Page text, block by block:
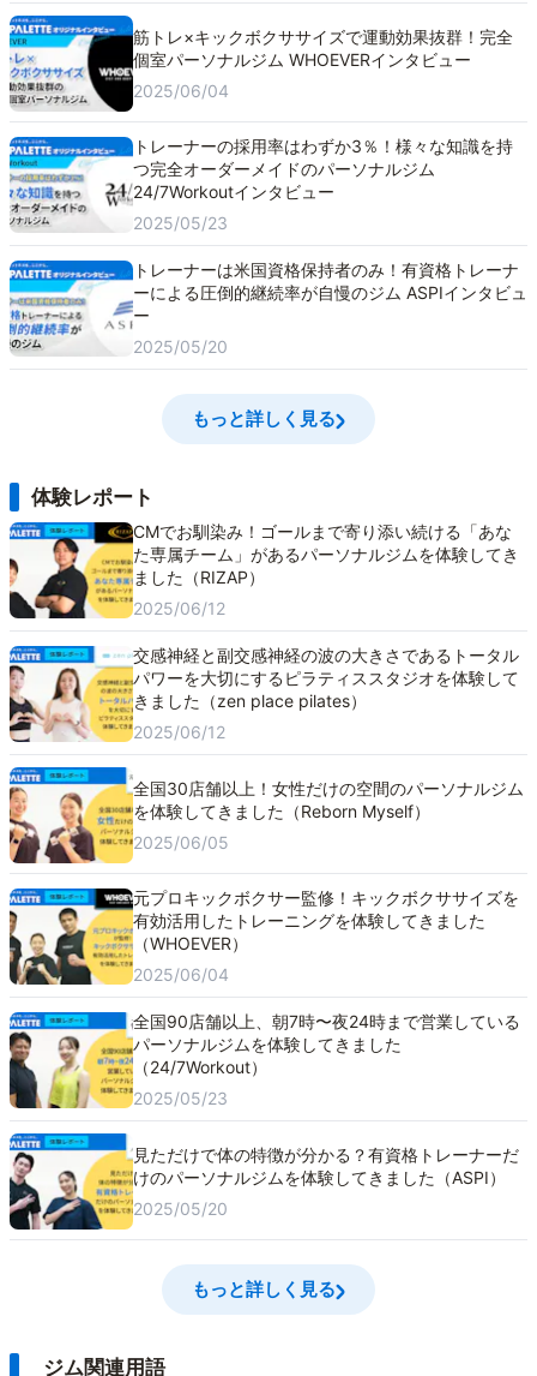
筋トレ×キックボクササイズで運動効果抜群！完全
個室パーソナルジム WHOEVERインタビュー
2025/06/04
トレーナーの採用率はわずか3％！様々な知識を持
つ完全オーダーメイドのパーソナルジム
24/7Workoutインタビュー
2025/05/23
トレーナーは米国資格保持者のみ！有資格トレーナ
ーによる圧倒的継続率が自慢のジム ASPIインタビュ
ー
2025/05/20
もっと詳しく見る
体験レポート
CMでお馴染み！ゴールまで寄り添い続ける「あな
た専属チーム」があるパーソナルジムを体験してき
ました（RIZAP）
2025/06/12
交感神経と副交感神経の波の大きさであるトータル
パワーを大切にするピラティススタジオを体験して
きました（zen place pilates）
2025/06/12
全国30店舗以上！女性だけの空間のパーソナルジム
を体験してきました（Reborn Myself）
2025/06/05
元プロキックボクサー監修！キックボクササイズを
有効活用したトレーニングを体験してきました
（WHOEVER）
2025/06/04
全国90店舗以上、朝7時〜夜24時まで営業している
パーソナルジムを体験してきました
（24/7Workout）
2025/05/23
見ただけで体の特徴が分かる？有資格トレーナーだ
けのパーソナルジムを体験してきました（ASPI）
2025/05/20
もっと詳しく見る
ジム関連用語